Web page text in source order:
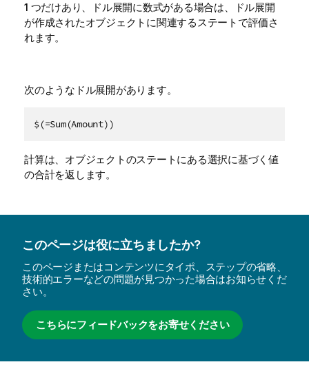
1 つだけあり、ドル展開に数式がある場合は、ドル展開
が作成されたオブジェクトに関連するステートで評価さ
れます。
次のようなドル展開があります。
$(=Sum(Amount))
計算は、オブジェクトのステートにある選択に基づく値
の合計を返します。
このページは役に立ちましたか?
このページまたはコンテンツにタイポ、ステップの省略、
技術的エラーなどの問題が見つかった場合はお知らせくだ
さい。
こちらにフィードバックをお寄せください